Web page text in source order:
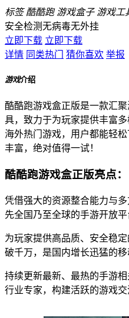
标签 酷酷跑 游戏盒子 游戏工
安全检测无病毒无外挂
立即下载 立即下载
详情 同类热门 猜你喜欢 举报
游戏介绍
酷酷跑游戏盒正版是一款汇
具，致力于为玩家提供丰富
海外热门游戏，用户都能轻
丰富，绝对值得一试！
酷酷跑游戏盒正版亮点：
凭借强大的资源整合能力与
先全国乃至全球的手游开放平
为玩家提供高品质、安全稳
破千万，是国内增长迅猛的移
持续更新最新、最热的手游
行业专家，构建活跃的游戏交